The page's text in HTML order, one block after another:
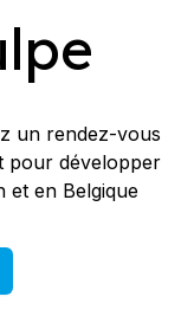
un rendez-vous
pour développer
et en Belgique